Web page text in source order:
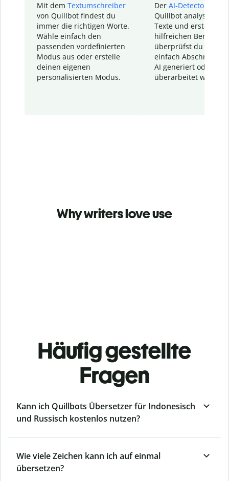
Mit dem Textumschreiber
von Quillbot findest du
immer die richtigen Worte.
Wähle einfach den
passenden vordefinierten
Modus aus oder erstelle
deinen eigenen
personalisierten Modus.
Der AI-Detector
Quillbot analysiert
Texte und erstellt
hilfreichen Bericht.
überprüfst du
einfach Abschnitte,
AI generiert oder
überarbeitet wurden.
Why writers love use
Häufig gestellte
Fragen
Kann ich Quillbots Übersetzer für Indonesisch
und Russisch kostenlos nutzen?
Wie viele Zeichen kann ich auf einmal
übersetzen?